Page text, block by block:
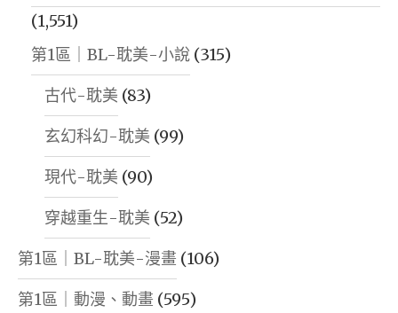
(1,551)
第1區｜BL-耽美-小說 (315)
古代-耽美 (83)
玄幻科幻-耽美 (99)
現代-耽美 (90)
穿越重生-耽美 (52)
第1區｜BL-耽美-漫畫 (106)
第1區｜動漫、動畫 (595)